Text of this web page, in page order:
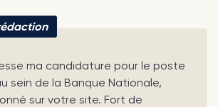
ma candidature pour le poste
sein de la Banque Nationale,
sur votre site. Fort de